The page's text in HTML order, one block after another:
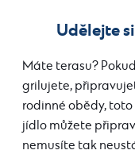
Udělejte
Máte terasu?
grilujete,
rodinné obědy,
jídlo můžete
nemusíte tak